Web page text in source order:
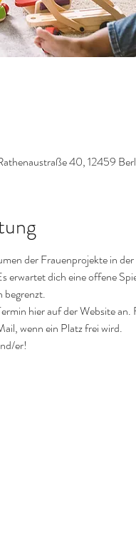
40, 12459
der Frauenprojekte in
erwartet dich eine offene
begrenzt.
hier auf der Website
wenn ein Platz frei wird.
er!